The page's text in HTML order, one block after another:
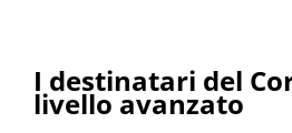
I destinatari del
livello avanzato